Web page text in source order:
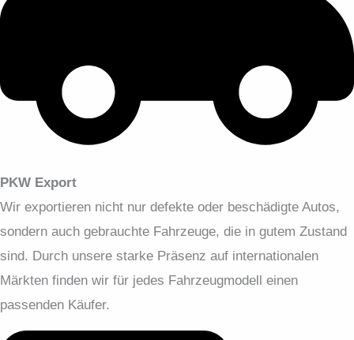
PKW Export
Wir exportieren nicht nur defekte oder beschädigte Autos,
sondern auch gebrauchte Fahrzeuge, die in gutem Zustand
sind. Durch unsere starke Präsenz auf internationalen
Märkten finden wir für jedes Fahrzeugmodell einen
passenden Käufer.